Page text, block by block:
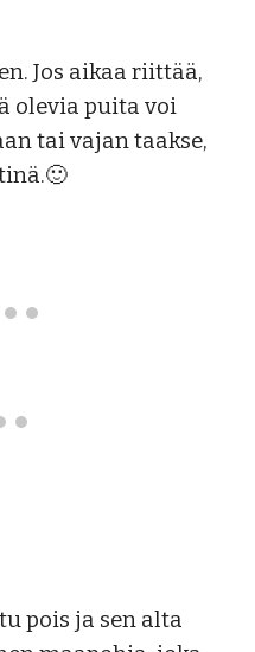
Jos aikaa riittää,
olevia puita voi
tai vajan taakse,
pois ja sen alta